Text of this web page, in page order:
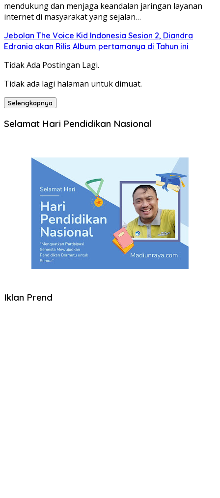
mendukung dan menjaga keandalan jaringan layanan
internet di masyarakat yang sejalan…
Jebolan The Voice Kid Indonesia Sesion 2, Diandra
Edrania akan Rilis Album pertamanya di Tahun ini
Tidak Ada Postingan Lagi.
Tidak ada lagi halaman untuk dimuat.
Selengkapnya
Selamat Hari Pendidikan Nasional
Iklan Prend